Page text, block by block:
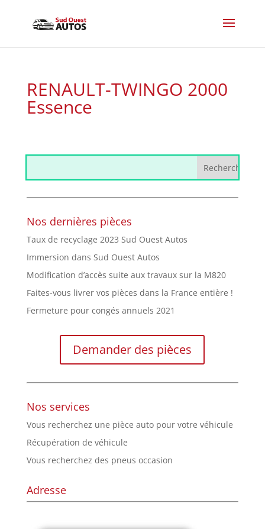
RENAULT-TWINGO 2000
Essence
Nos dernières pièces
Taux de recyclage 2023 Sud Ouest Autos
Immersion dans Sud Ouest Autos
Modification d’accès suite aux travaux sur la M820
Faites-vous livrer vos pièces dans la France entière !
Fermeture pour congés annuels 2021
Demander des pièces
Nos services
Vous recherchez une pièce auto pour votre véhicule
Récupération de véhicule
Vous recherchez des pneus occasion
Adresse